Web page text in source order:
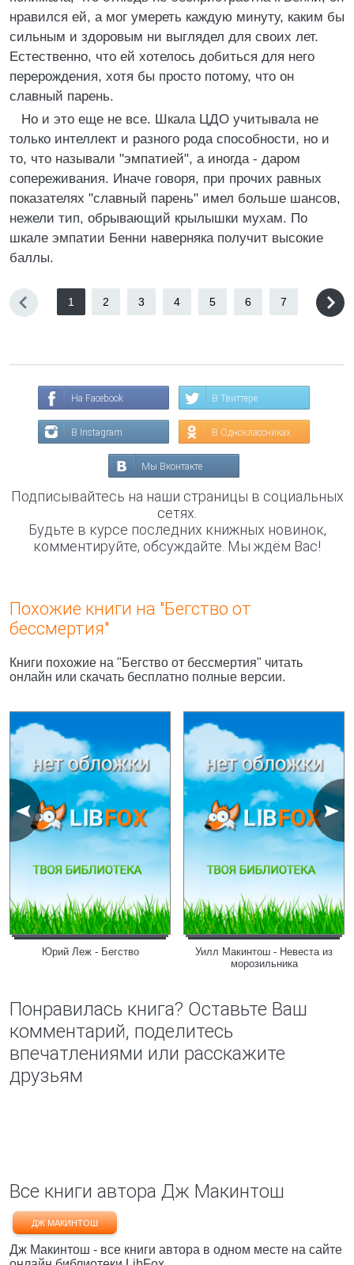
нравился ей, а мог умереть каждую минуту, каким бы
сильным и здоровым ни выглядел для своих лет.
Естественно, что ей хотелось добиться для него
перерождения, хотя бы просто потому, что он
славный парень.
Но и это еще не все. Шкала ЦДО учитывала не
только интеллект и разного рода способности, но и
то, что называли "эмпатией", а иногда - даром
сопереживания. Иначе говоря, при прочих равных
показателях "славный парень" имел больше шансов,
нежели тип, обрывающий крылышки мухам. По
шкале эмпатии Бенни наверняка получит высокие
баллы.
1 2 3 4 5 6 7
На Facebook В Твиттере
В Instagram В Одноклассниках
Мы Вконтакте
Подписывайтесь на наши страницы в социальных
сетях.
Будьте в курсе последних книжных новинок,
комментируйте, обсуждайте. Мы ждём Вас!
Похожие книги на "Бегство от
бессмертия"
Книги похожие на "Бегство от бессмертия" читать
онлайн или скачать бесплатно полные версии.
Юрий Леж - Бегство
Уилл Макинтош - Невеста из
морозильника
Понравилась книга? Оставьте Ваш
комментарий, поделитесь
впечатлениями или расскажите
друзьям
Все книги автора Дж Макинтош
ДЖ МАКИНТОШ
Дж Макинтош - все книги автора в одном месте на сайте